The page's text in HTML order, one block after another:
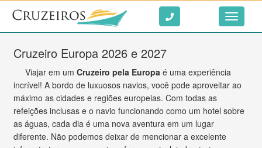
Ir ao conteúdo
Toggle
Cruzeiro Europa 2026 e 2027
Viajar em um Cruzeiro pela Europa é uma experiência
incrível! A bordo de luxuosos navios, você pode aproveitar ao
máximo as cidades e regiões europeias. Com todas as
refeições inclusas e o navio funcionando como um hotel sobre
as águas, cada dia é uma nova aventura em um lugar
diferente. Não podemos deixar de mencionar a excelente